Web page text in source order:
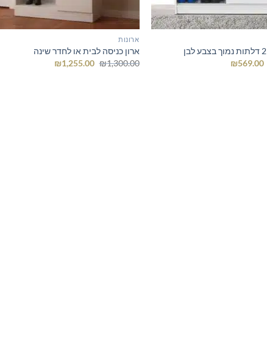
המחיר ₪569.00
ארונות
ארון כניסה לבית או לחדר שינה
₪1,300.00
המחיר
₪1,255.00
המחיר